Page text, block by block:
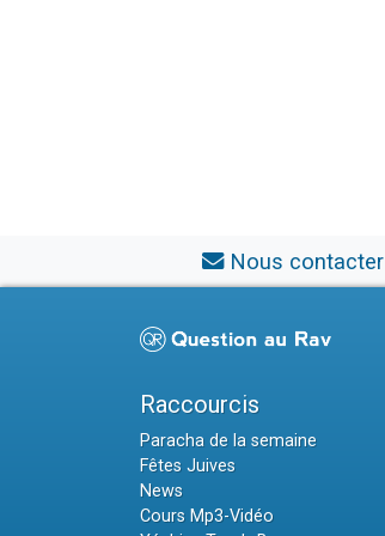
Nous contacter
Raccourcis
Paracha de la semaine
Fêtes Juives
News
Cours Mp3-Vidéo